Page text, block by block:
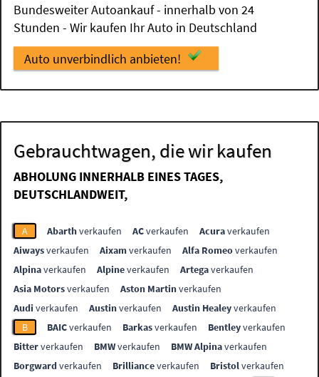
Bundesweiter Autoankauf - innerhalb von 24
Stunden - Wir kaufen Ihr Auto in Deutschland
Auto unverbindlich anbieten!
Gebrauchtwagen, die wir kaufen
ABHOLUNG INNERHALB EINES TAGES,
DEUTSCHLANDWEIT,
A Abarthverkaufen ACverkaufen Acuraverkaufen
Aiwaysverkaufen Aixamverkaufen Alfa Romeoverkaufen
Alpinaverkaufen Alpineverkaufen Artegaverkaufen
Asia Motorsverkaufen Aston Martinverkaufen
Audi verkaufen Austinverkaufen Austin Healeyverkaufen
B
BAICverkaufen Barkasverkaufen Bentleyverkaufen
Bitterverkaufen BMWverkaufen BMW Alpinaverkaufen
Borgwardverkaufen Brillianceverkaufen Bristolverkaufen